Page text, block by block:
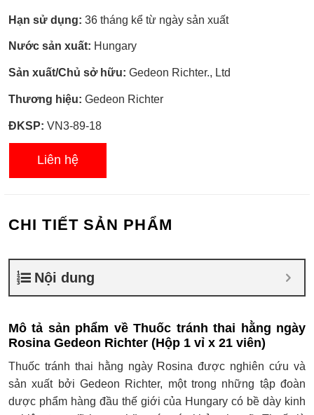
Hạn sử dụng: 36 tháng kể từ ngày sản xuất
Nước sản xuất: Hungary
Sản xuất/Chủ sở hữu: Gedeon Richter., Ltd
Thương hiệu: Gedeon Richter
ĐKSP: VN3-89-18
Liên hệ
CHI TIẾT SẢN PHẨM
Nội dung
Mô tả sản phẩm về Thuốc tránh thai hằng ngày
Rosina Gedeon Richter (Hộp 1 vỉ x 21 viên)
Thuốc tránh thai hằng ngày Rosina được nghiên cứu và
sản xuất bởi Gedeon Richter, một trong những tập đoàn
dược phẩm hàng đầu thế giới của Hungary có bề dày kinh